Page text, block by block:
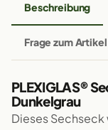
Beschreibung
Frage zum Artikel
PLEXIGLAS®
Dunkelgrau
Dieses Sechseck